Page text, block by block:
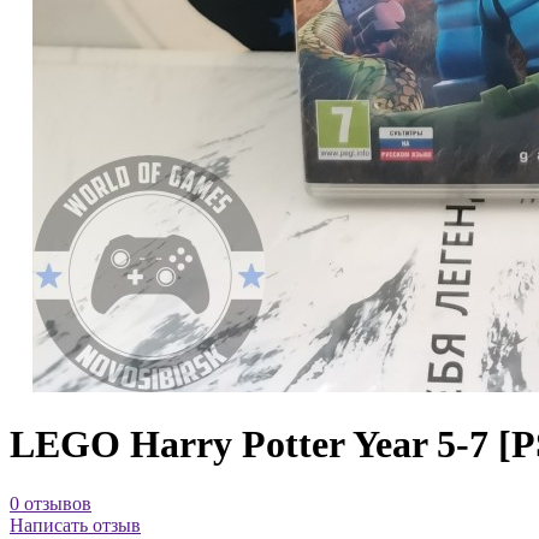
LEGO Harry Potter Year 5-7
0 отзывов
Написать отзыв